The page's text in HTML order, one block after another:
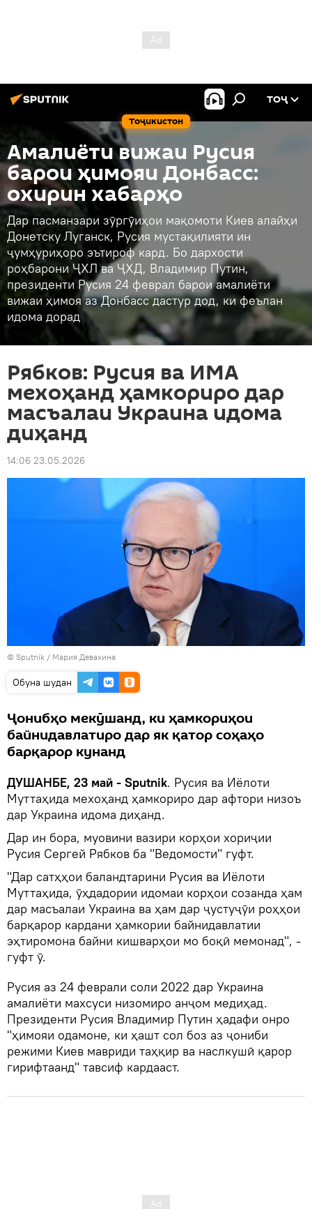
Тоҷикистон
ТОҶ
Амалиёти вижаи Русия
барои ҳимояи Донбасс:
охирин хабарҳо
Дар пасманзари зӯргӯиҳои мақомоти Киев алайҳи
Донетску Луганск, Русия мустақилияти ин
ҷумҳуриҳоро эътироф кард. Бо дархости
роҳбарони ҶХЛ ва ҶХД, Владимир Путин,
президенти Русия 24 феврал барои амалиёти
вижаи ҳимоя аз Донбасс дастур дод, ки феълан
идома дорад
Рябков: Русия ва ИМА
мехоҳанд ҳамкориро дар
масъалаи Украина идома
диҳанд
14:06 23.05.2026
© Sputnik / Мария Девахина
Обуна шудан
Ҷонибҳо мекӯшанд, ки ҳамкориҳои
байнидавлатиро дар як қатор соҳаҳо
барқарор кунанд
ДУШАНБЕ, 23 май - Sputnik. Русия ва Иёлоти
Муттаҳида мехоҳанд ҳамкориро дар афтори низоъ
дар Украина идома диҳанд.
Дар ин бора, муовини вазири корҳои хориҷии
Русия Сергей Рябков ба "Ведомости" гуфт.
"Дар сатҳҳои баландтарини Русия ва Иёлоти
Муттаҳида, ӯҳдадории идомаи корҳои созанда ҳам
дар масъалаи Украина ва ҳам дар ҷустуҷӯи роҳҳои
барқарор кардани ҳамкории байнидавлатии
эҳтиромона байни кишварҳои мо боқӣ мемонад", -
гуфт ӯ.
Русия аз 24 феврали соли 2022 дар Украина
амалиёти махсуси низомиро анҷом медиҳад.
Президенти Русия Владимир Путин ҳадафи онро
"ҳимояи одамоне, ки ҳашт сол боз аз ҷониби
режими Киев мавриди таҳқир ва наслкушӣ қарор
гирифтаанд" тавсиф кардааст.